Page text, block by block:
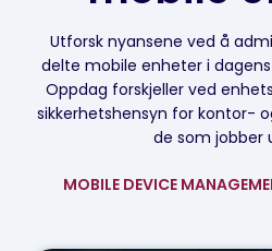
Utforsk nyansene ved å
delte mobile enheter i
Oppdag forskjeller ved
sikkerhetshensyn for kontor-
de som jobber
MOBILE DEVICE